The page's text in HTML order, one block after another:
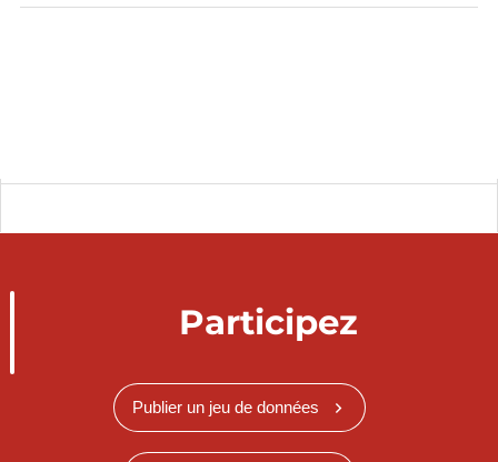
Participez
Publier un jeu de données